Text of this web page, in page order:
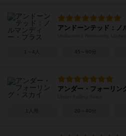
アンドーンテッド：ノ
1～4人 45～60分
アンダー・フォーリン
1人用 20～40分